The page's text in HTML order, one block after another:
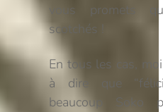
vous promets
scotchés !
En tous les cas,
à dire que
beaucoup Soko